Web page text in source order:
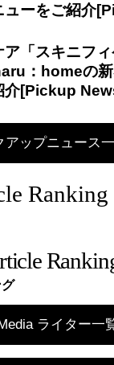
ューをご紹介
「スキニフィ
：homeの
介
アップニュース
Ranking
ライター一